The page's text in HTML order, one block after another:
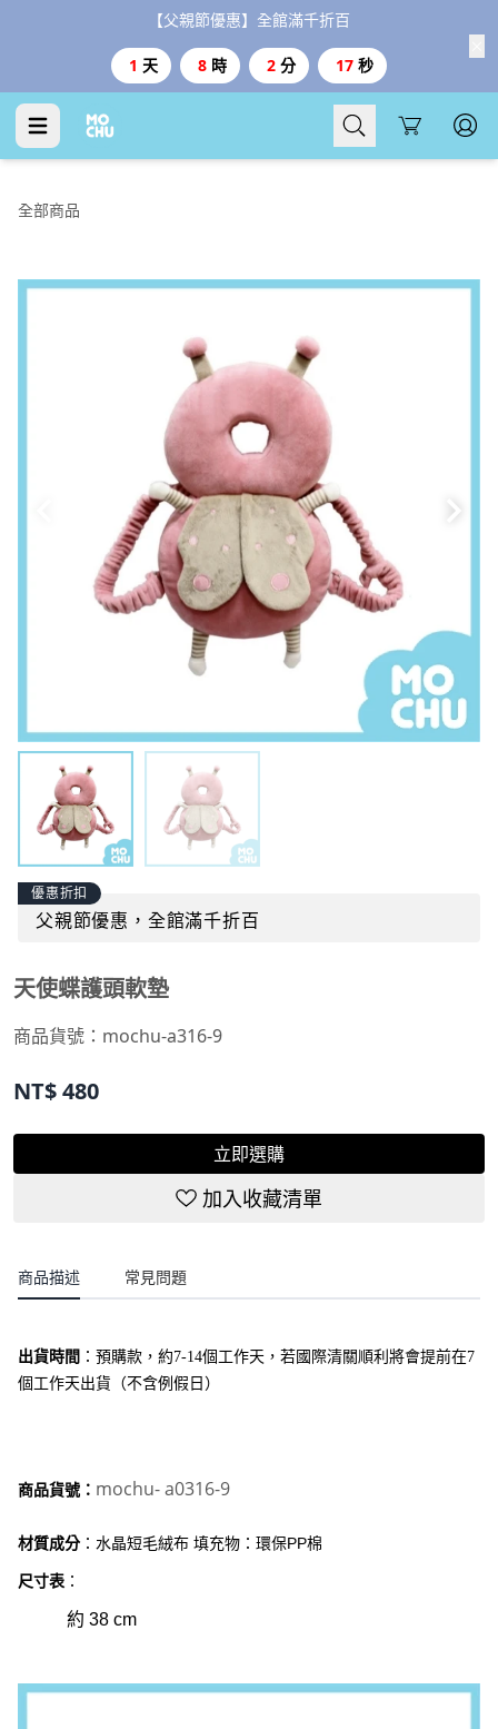
【父親節優惠】全館滿千折百
1 天 8 時 2 分 17 秒
Cart
全部商品
優惠折扣
父親節優惠，全館滿千折百
天使蝶護頭軟墊
商品貨號：mochu-a316-9
NT$480
立即選購
加入收藏清單
商品描述 常見問題
出貨時間 ： 預購款，約7-14個工作天，若國際清關順利將會提前在7
個工作天出貨（不含例假日）
商品貨號： mochu- a0316-9
材質成分 ：水晶短毛絨布 填充物：環保PP棉
尺寸表 ：
約 38 cm